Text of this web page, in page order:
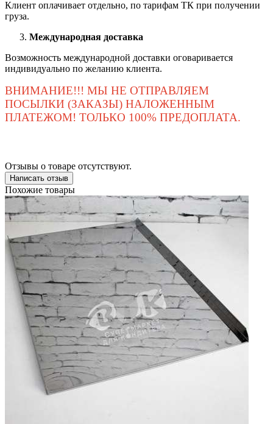
Клиент оплачивает отдельно, по тарифам ТК при получении
груза.
Международная доставка
Возможность международной доставки оговаривается
индивидуально по желанию клиента.
ВНИМАНИЕ!!! МЫ НЕ ОТПРАВЛЯЕМ
ПОСЫЛКИ (ЗАКАЗЫ) НАЛОЖЕННЫМ
ПЛАТЕЖОМ! ТОЛЬКО 100% ПРЕДОПЛАТА.
Отзывы о товаре отсутствуют.
Написать отзыв
Похожие товары